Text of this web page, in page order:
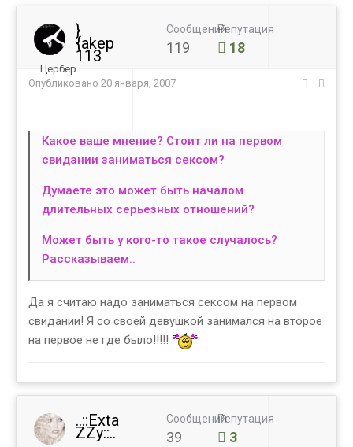
}
{akep
113
Цербер
Сообщений
119
Репутация
18
Опубликовано 20 января, 2007
Какое ваше мнение? Стоит ли на первом
свидании заниматься сексом?
Думаете это может быть началом
длительных серьезных отношений?
Может быть у кого-то такое случалось?
Рассказываем..
Да я считаю надо заниматься сексом на первом
свидании! Я со своей девушкой занимался на второе
на первое не где было!!!!!
..::Exta
ZZy::..
Сообщений
39
Репутация
3